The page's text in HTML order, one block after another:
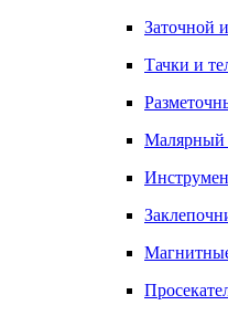
Заточной
Тачки и
Малярный